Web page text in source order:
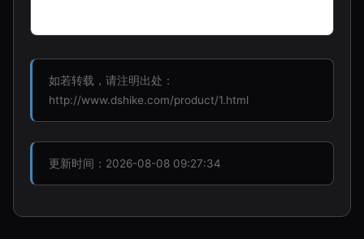
如若转载，请注明出处：
http://www.dshike.com/product/1.html
更新时间：2026-08-08 09:27:34